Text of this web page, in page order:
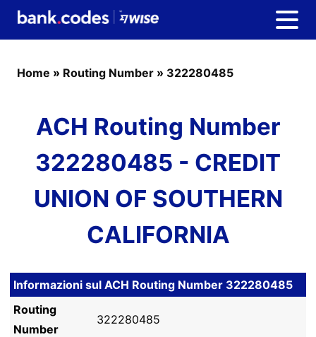
Home » Routing Number » 322280485
ACH Routing Number
322280485 - CREDIT
UNION OF SOUTHERN
CALIFORNIA
Informazioni sul ACH Routing Number 322280485
Routing
Number
322280485